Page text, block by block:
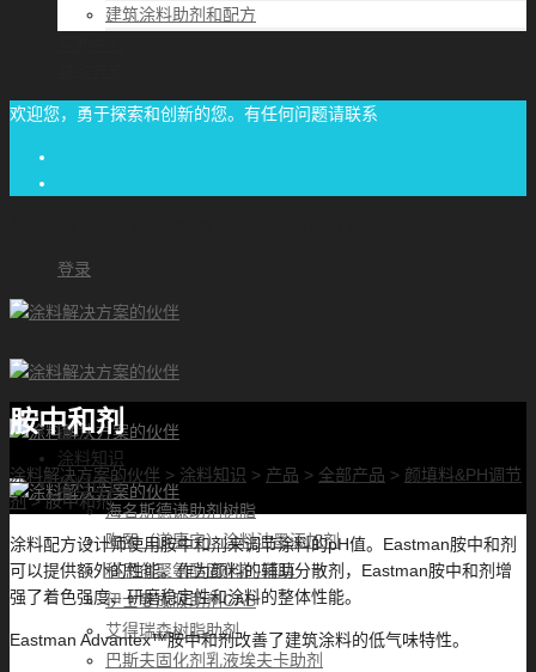
建筑涂料助剂和配方
欢迎您，勇于探索和创新的您。有任何问题请联系
登录
首页
涂料知识
涂料优选
海名斯德谦助剂树脂
陶熙（道康宁）涂料油墨添加剂
科思创聚氨酯固化剂-拜耳
伊士曼成膜助剂CAB
艾得瑞森树脂助剂
巴斯夫固化剂乳液埃夫卡助剂
胺中和剂
涂料解决方案的伙伴 > 涂料知识 > 产品 > 全部产品 > 颜填料&PH调节
剂>胺中和剂
涂料配方设计师使用胺中和剂来调节涂料的pH值。Eastman胺中和剂
可以提供额外的性能。作为颜料的辅助分散剂，Eastman胺中和剂增
强了着色强度、研磨稳定性和涂料的整体性能。
Eastman Advantex™胺中和剂改善了建筑涂料的低气味特性。